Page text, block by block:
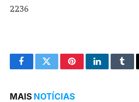
2236
FacebookTwitterPinterestLinkedIn
MAIS NOTÍCIAS